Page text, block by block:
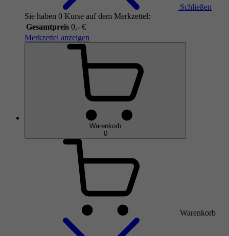
Schließen
Sie haben 0 Kurse auf dem Merkzettel:
Gesamtpreis 0,- €
Merkzettel anzeigen
Warenkorb
0
Warenkorb